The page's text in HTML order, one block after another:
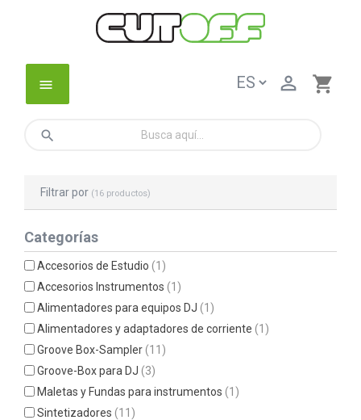
menu shopping_cart

search
Filtrar por (16 productos)
Categorías
Accesorios de Estudio(1)
Accesorios Instrumentos(1)
Alimentadores para equipos DJ(1)
Alimentadores y adaptadores de corriente(1)
Groove Box-Sampler(11)
Groove-Box para DJ(3)
Maletas y Fundas para instrumentos(1)
Sintetizadores(11)